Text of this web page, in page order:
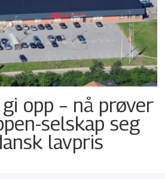
opp – nå prøver
selskap seg
lavpris